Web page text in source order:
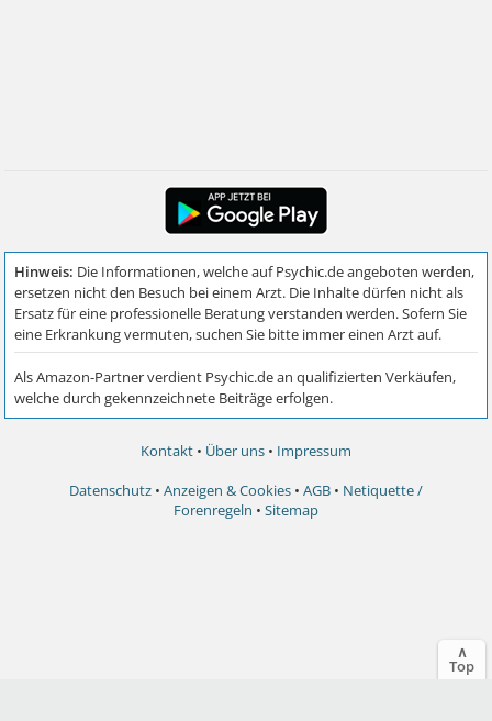
Kontakt • Über uns • Impressum
Datenschutz • Anzeigen & Cookies • AGB • Netiquette /
Forenregeln • Sitemap
∧
Top